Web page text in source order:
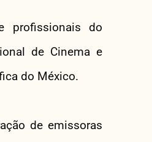
profissionais do
de Cinema e
do México.
de emissoras